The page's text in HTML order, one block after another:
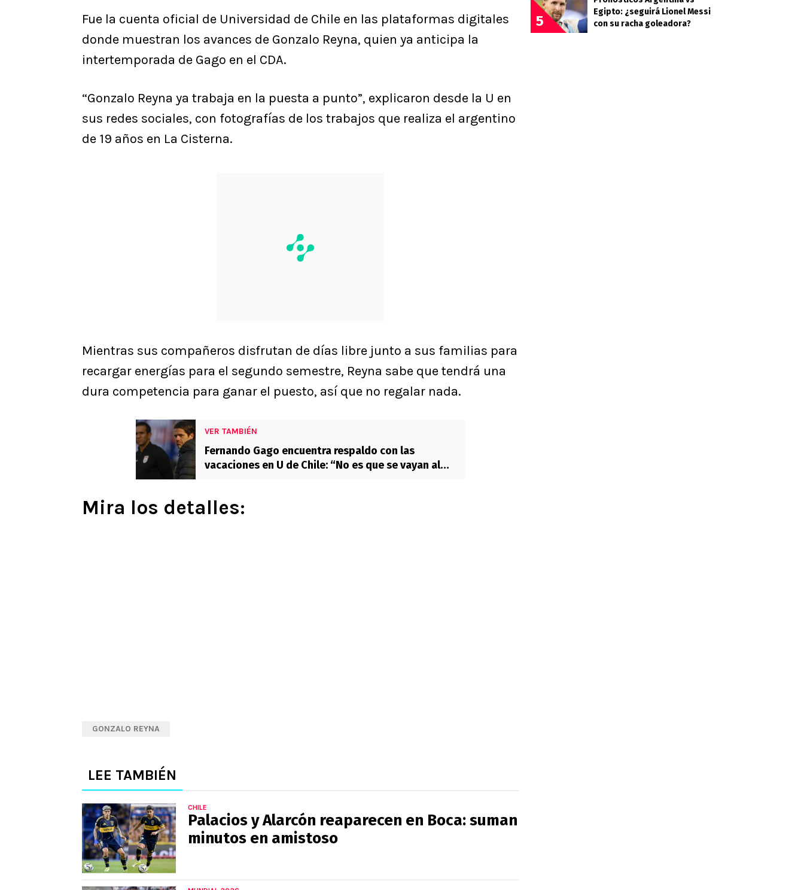
Fue la cuenta oficial de Universidad de Chile en las plataformas digitales
donde muestran los avances de Gonzalo Reyna, quien ya anticipa la
intertemporada de Gago en el CDA.
“Gonzalo Reyna ya trabaja en la puesta a punto”, explicaron desde la U en
sus redes sociales, con fotografías de los trabajos que realiza el argentino
de 19 años en La Cisterna.
Mientras sus compañeros disfrutan de días libre junto a sus familias para
recargar energías para el segundo semestre, Reyna sabe que tendrá una
dura competencia para ganar el puesto, así que no regalar nada.
VER TAMBIÉN
Fernando Gago encuentra respaldo con las
vacaciones en U de Chile: “No es que se vayan al
Mira los detalles:
GONZALO REYNA
LEE TAMBIÉN
CHILE
Palacios y Alarcón reaparecen en Boca: suman
minutos en amistoso
5
Egipto: ¿seguirá Lionel Messi
con su racha goleadora?